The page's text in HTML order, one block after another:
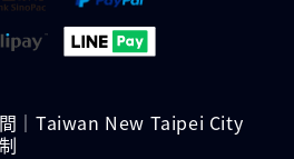
｜Taiwan New Taipei City